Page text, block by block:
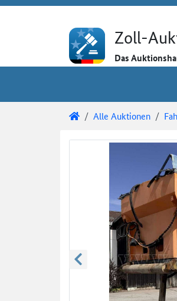
Zoll-
Das
Zoll-Auktion
Alle Auktionen
Auktionsdetails
Auktionsüberblick
zurück blättern